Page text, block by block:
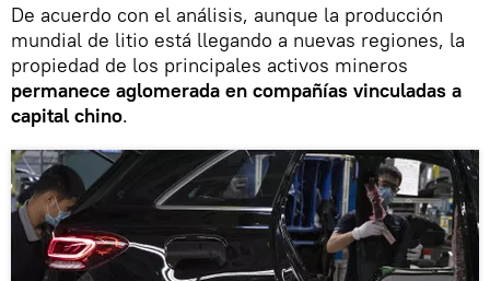
De acuerdo con el análisis, aunque la producción
mundial de litio está llegando a nuevas regiones, la
propiedad de los principales activos mineros
permanece aglomerada en compañías vinculadas a
capital chino.